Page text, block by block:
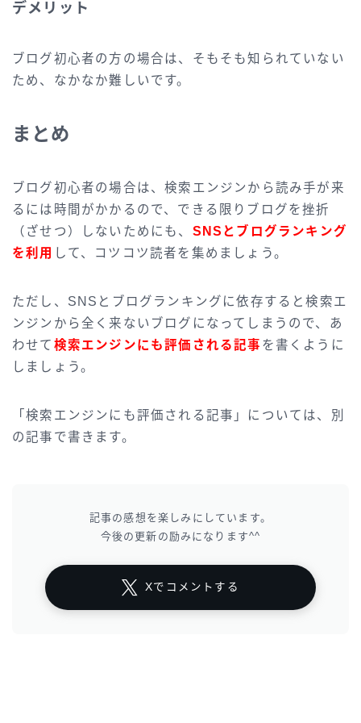
デメリット
ブログ初心者の方の場合は、そもそも知られていない
ため、なかなか難しいです。
まとめ
ブログ初心者の場合は、検索エンジンから読み手が来
るには時間がかかるので、できる限りブログを挫折
（ざせつ）しないためにも、 SNSとブログランキング
を利用 して、コツコツ読者を集めましょう。
ただし、SNSとブログランキングに依存すると検索エ
ンジンから全く来ないブログになってしまうので、あ
わせて 検索エンジンにも評価される記事 を書くように
しましょう。
「検索エンジンにも評価される記事」については、別
の記事で書きます。
記事の感想を楽しみにしています。
今後の更新の励みになります^^
Xでコメントする